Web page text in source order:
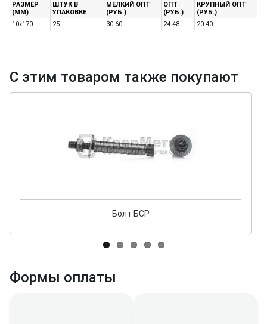
РАЗМЕР
(ММ)
ШТУК В
УПАКОВКЕ
МЕЛКИЙ ОПТ
(РУБ.)
ОПТ
(РУБ.)
КРУПНЫЙ ОПТ
(РУБ.)
10х170
25 30.60 24.48 20.40
С этим товаром также покупают
Болт БСР
Формы оплаты